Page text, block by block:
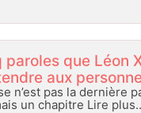
paroles que Léon
aux
n’est pas la dernière
un chapitre Lire